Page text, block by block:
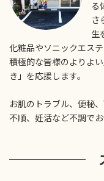
る
さ
生
化粧品やソニックエス
積極的な皆様のよりよ
き」を応援します。
お肌のトラブル、便秘
不順、妊活など不調で